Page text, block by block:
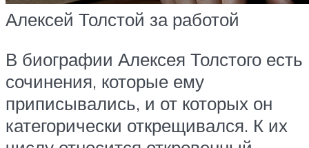
Алексей Толстой за работой
В биографии Алексея Толстого есть
сочинения, которые ему
приписывались, и от которых он
категорически открещивался. К их